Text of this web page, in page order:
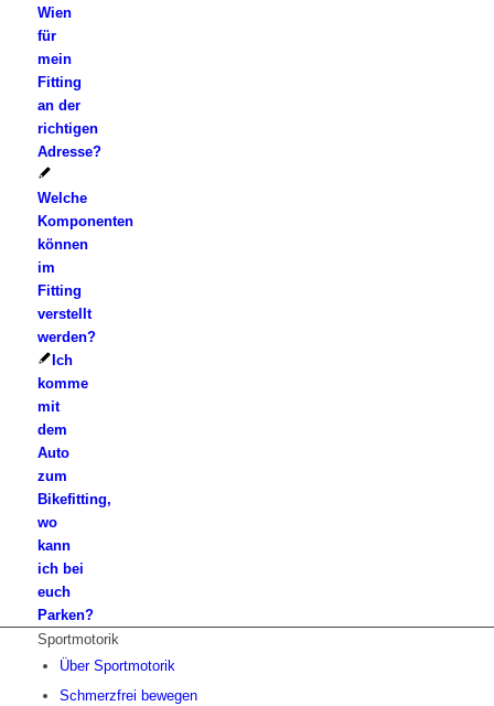
Wien
für
mein
Fitting
an der
richtigen
Adresse?
Welche
Komponenten
können
im
Fitting
verstellt
werden?
Ich
komme
mit
dem
Auto
zum
Bikefitting,
wo
kann
ich bei
euch
Parken?
Sportmotorik
Über Sportmotorik
Schmerzfrei bewegen